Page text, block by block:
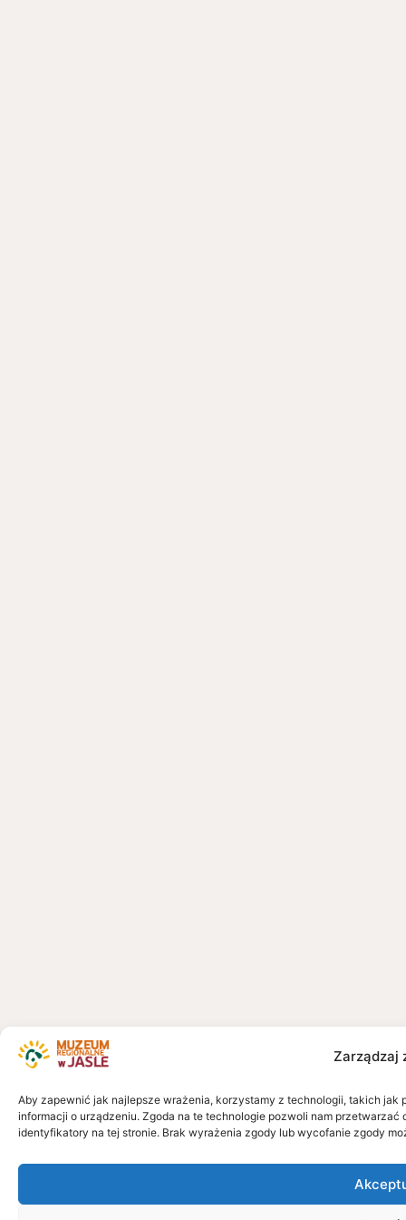
Zarządzaj
Aby zapewnić jak najlepsze wrażenia, korzystamy z technologii, takich
informacji o urządzeniu. Zgoda na te technologie pozwoli nam
identyfikatory na tej stronie. Brak wyrażenia zgody lub wycofanie zgody